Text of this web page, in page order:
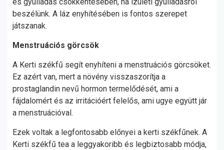
beszélünk. A láz enyhítésében is fontos szerepet
játszanak.
Menstruációs görcsök
A Kerti székfű segít enyhíteni a menstruációs görcsöket.
Ez azért van, mert a növény visszaszorítja a
prostaglandin nevű hormon termelődését, ami a
fájdalomért és az irritációért felelős, ami ugye együtt jár
a menstruációval.
Ezek voltak a legfontosabb előnyei a kerti székfűnek. A
Kerti székfű tea a leggyakoribb és legbiztosabb módja,